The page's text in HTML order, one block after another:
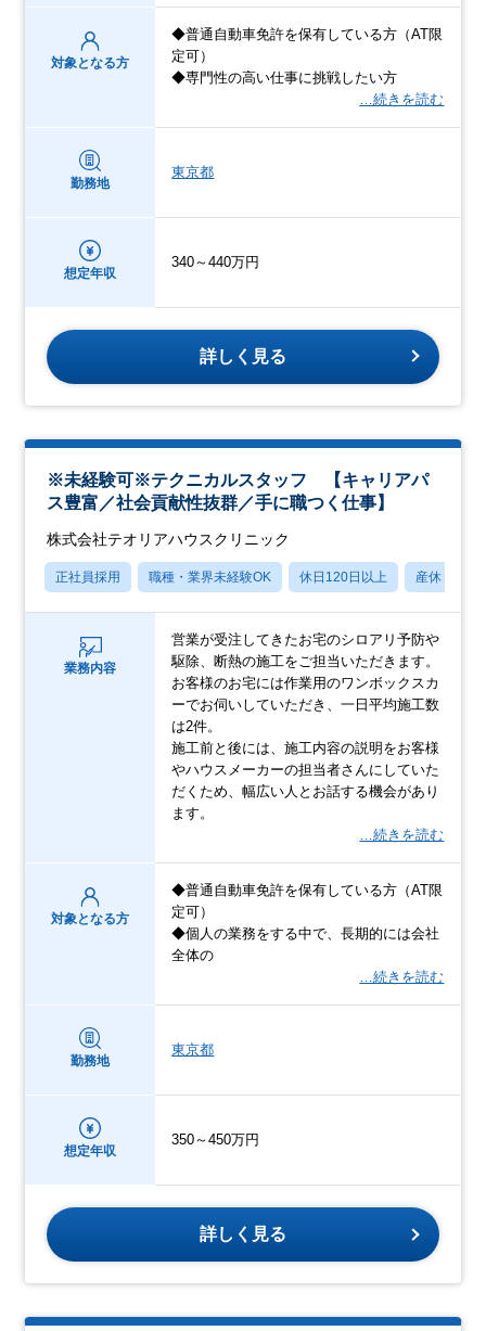
対象となる方
◆普通自動車免許を保有している方（AT限
定可）
◆専門性の高い仕事に挑戦したい方
…続きを読む
勤務地
東京都
想定年収
340～440万円
詳しく見る
※未経験可※テクニカルスタッフ 【キャリアパ
ス豊富／社会貢献性抜群／手に職つく仕事】
株式会社テオリアハウスクリニック
正社員採用 職種・業界未経験OK 休日120日以上 産休・育休
業務内容
営業が受注してきたお宅のシロアリ予防や
駆除、断熱の施工をご担当いただきます。
お客様のお宅には作業用のワンボックスカ
ーでお伺いしていただき、一日平均施工数
は2件。
施工前と後には、施工内容の説明をお客様
やハウスメーカーの担当者さんにしていた
だくため、幅広い人とお話する機会があり
ます。
…続きを読む
対象となる方
◆普通自動車免許を保有している方（AT限
定可）
◆個人の業務をする中で、長期的には会社
全体の
…続きを読む
勤務地
東京都
想定年収
350～450万円
詳しく見る